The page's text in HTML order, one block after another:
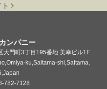
ンパニー
大門町3丁目195番地 美幸ビル1F
ku,Saitama-shi,Saitama,
782-7128